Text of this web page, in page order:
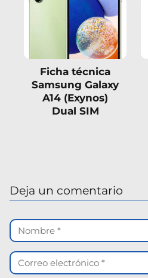
Ficha técnica
Samsung Galaxy
A14 (Exynos)
Dual SIM
Deja un comentario